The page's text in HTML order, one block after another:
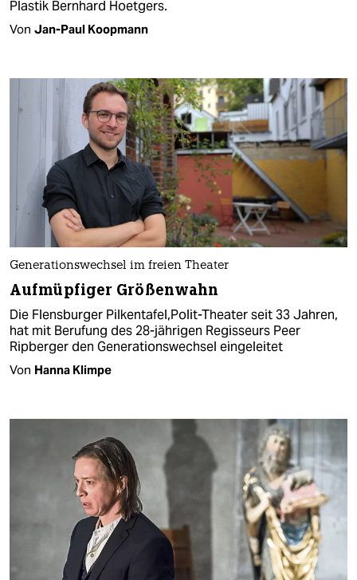
Plastik Bernhard Hoetgers.
Von Jan-Paul Koopmann
Generationswechsel im freien Theater
Aufmüpfiger Größenwahn
Die Flensburger Pilkentafel,Polit-Theater seit 33 Jahren,
hat mit Berufung des 28-jährigen Regisseurs Peer
Ripberger den Generationswechsel eingeleitet
Von Hanna Klimpe